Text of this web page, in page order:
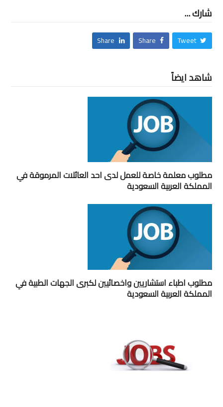
شارك ...
Tweet
Share
Share
شاهد ايضاً
مطلوب معلمة خاصة للعمل لدى احد العائلات المرموقة في
المملكة العربية السعودية
مطلوب اطباء استشاريين واخصائيين لكبرى الجهات الطبية في
المملكة العربية السعودية